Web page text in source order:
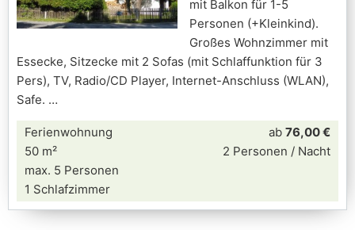
mit Balkon für 1-5
Personen (+Kleinkind).
Großes Wohnzimmer mit
Essecke, Sitzecke mit 2 Sofas (mit Schlaffunktion für 3
Pers), TV, Radio/CD Player, Internet-Anschluss (WLAN),
Safe.
Ferienwohnung
50 m²
max. 5 Personen
1 Schlafzimmer
ab 76,00 €
2 Personen / Nacht